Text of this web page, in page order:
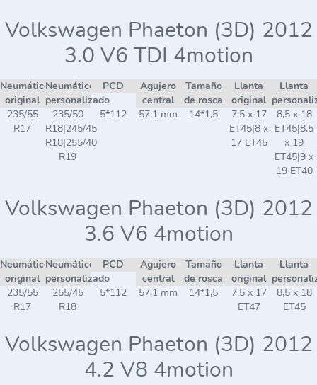
Volkswagen Phaeton (3D) 2012
3.0 V6 TDI 4motion
Neumático
original
Neumático
personalizado
PCD
Agujero
central
Tamaño
de rosca
Llanta
original
Llanta
235/55
R17
235/50
R18|245/45
R18|255/40
R19
5*112 57,1 mm 14*1,5
7,5 x 17
ET45|8 x
17 ET45
8,5 x 18
ET45|8,5
x 19
ET45|9 x
19 ET40
Volkswagen Phaeton (3D) 2012
3.6 V6 4motion
Neumático
original
Neumático
personalizado
PCD
Agujero
central
Tamaño
de rosca
Llanta
original
Llanta
235/55
R17
255/45
R18
5*112 57,1 mm 14*1,5
7,5 x 17
ET47
8,5 x 18
ET45
Volkswagen Phaeton (3D) 2012
4.2 V8 4motion